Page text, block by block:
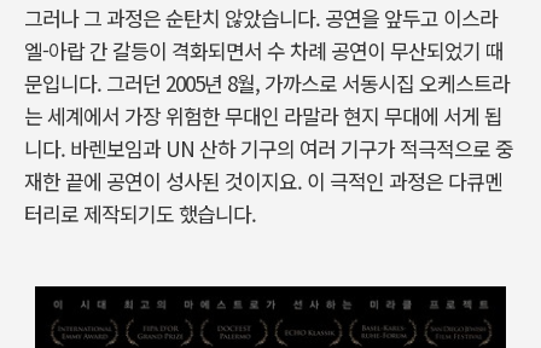
그러나 그 과정은 순탄치 않았습니다. 공연을 앞두고 이스라
엘-아랍 간 갈등이 격화되면서 수 차례 공연이 무산되었기 때
문입니다. 그러던 2005년 8월, 가까스로 서동시집 오케스트라
는 세계에서 가장 위험한 무대인 라말라 현지 무대에 서게 됩
니다. 바렌보임과 UN 산하 기구의 여러 기구가 적극적으로 중
재한 끝에 공연이 성사된 것이지요. 이 극적인 과정은 다큐멘
터리로 제작되기도 했습니다.